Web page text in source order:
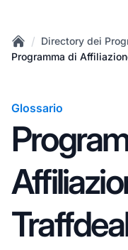
Home
/ Directory dei
Programma di
Glossario